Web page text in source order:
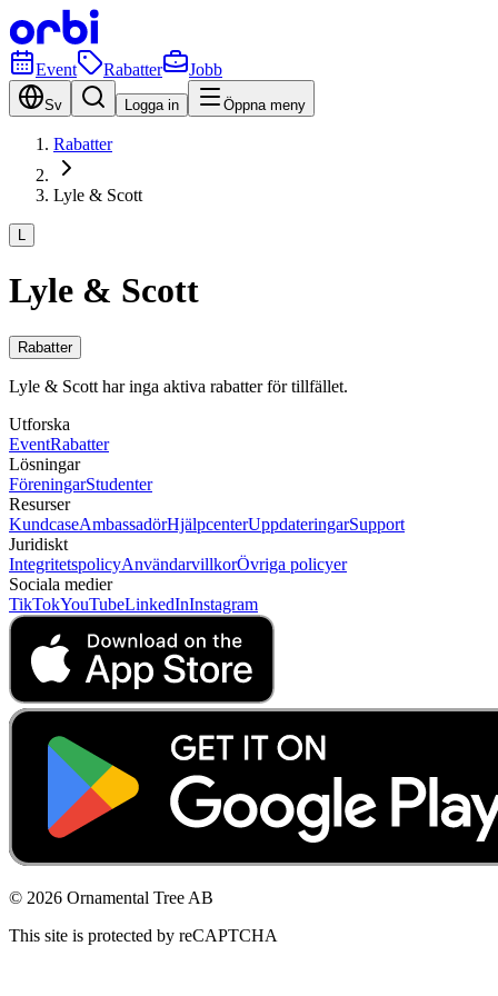
Event Rabatter Jobb
Sv Logga in Öppna meny
Rabatter
Lyle & Scott
L
Lyle & Scott
Rabatter
Lyle & Scott har inga aktiva rabatter för tillfället.
Utforska
EventRabatter
Lösningar
FöreningarStudenter
Resurser
KundcaseAmbassadörHjälpcenterUppdateringarSupport
Juridiskt
IntegritetspolicyAnvändarvillkorÖvriga policyer
Sociala medier
TikTokYouTubeLinkedInInstagram
© 2026 Ornamental Tree AB
This site is protected by reCAPTCHA